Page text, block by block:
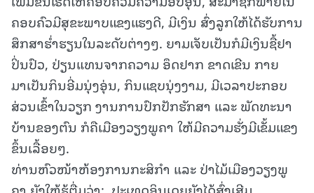
ຄອບຄົວມີສຸຂະພາບແຂງແຮງດີ, ມີເງິນ ສົ່ງລູກໃຫ້ໄດ້ຮັບການ
ສຶກສາຮ່ຳຮຽນໃນລະດັບຕ່າງໆ. ຍາມເຈັບເປັນກໍມີເງິນຊື້ຢາ
ປິ່ນປົວ, ປ່ຽນແທນຈາກຄວາມ ອຶດຢາກ ຂາດເຂີນ ກາຍ
ມາເປັນກິນອີ່ມນຸ່ງອຸ່ນ, ກິນແຊບນຸ່ງງາມ, ມີເວລາປະກອບ
ສ່ວນເຂົ້າໃນວຽກ ງານການປົກປັກຮັກສາ ແລະ ພັດທະນາ
ບ້ານຂອງຕົນ ກໍຄືເມືອງວຽງພູຄາ ໃຫ້ມີຄວາມຮັ່ງມີເຂັ້ມແຂງ
ຂຶ້ນເລື້ອຍໆ.
ທ່ານຫົວໜ້າຫ້ອງການກະສິກໍາ ແລະ ປ່າໄມ້ເມືອງວຽງພູ